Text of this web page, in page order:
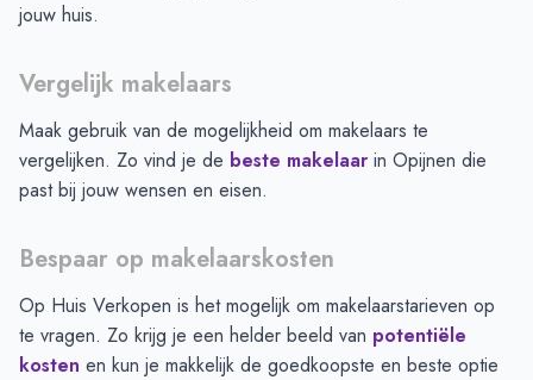
jouw huis.
Vergelijk makelaars
Maak gebruik van de mogelijkheid om makelaars te
vergelijken. Zo vind je de beste makelaar in Opijnen die
past bij jouw wensen en eisen.
Bespaar op makelaarskosten
Op Huis Verkopen is het mogelijk om makelaarstarieven op
te vragen. Zo krijg je een helder beeld van potentiële
kosten en kun je makkelijk de goedkoopste en beste optie